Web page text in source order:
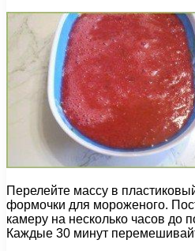
Перелейте массу в
формочки для мороженого.
камеру на несколько часов до
Каждые 30 минут